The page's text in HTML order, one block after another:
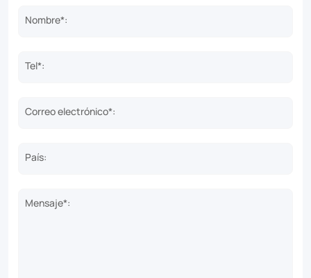
Nombre*:
Tel*:
Correo electrónico*:
País:
Mensaje*: